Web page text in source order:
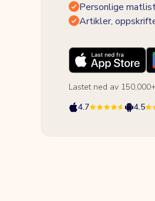
Personlige
Artikler,
Lastet ned av
4.7
4.5